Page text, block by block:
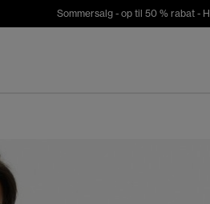
Sommersalg - op til 50 % rabat -